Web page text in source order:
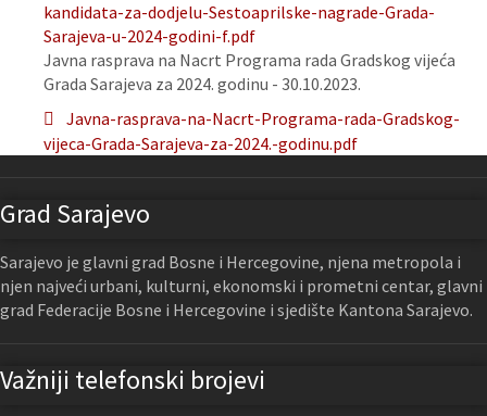
kandidata-za-dodjelu-Sestoaprilske-nagrade-Grada-
Sarajeva-u-2024-godini-f.pdf
Javna rasprava na Nacrt Programa rada Gradskog vijeća
Grada Sarajeva za 2024. godinu - 30.10.2023.
Javna-rasprava-na-Nacrt-Programa-rada-Gradskog-
vijeca-Grada-Sarajeva-za-2024.-godinu.pdf
Grad Sarajevo
Sarajevo je glavni grad Bosne i Hercegovine, njena metropola i
njen najveći urbani, kulturni, ekonomski i prometni centar, glavni
grad Federacije Bosne i Hercegovine i sjedište Kantona Sarajevo.
Važniji telefonski brojevi